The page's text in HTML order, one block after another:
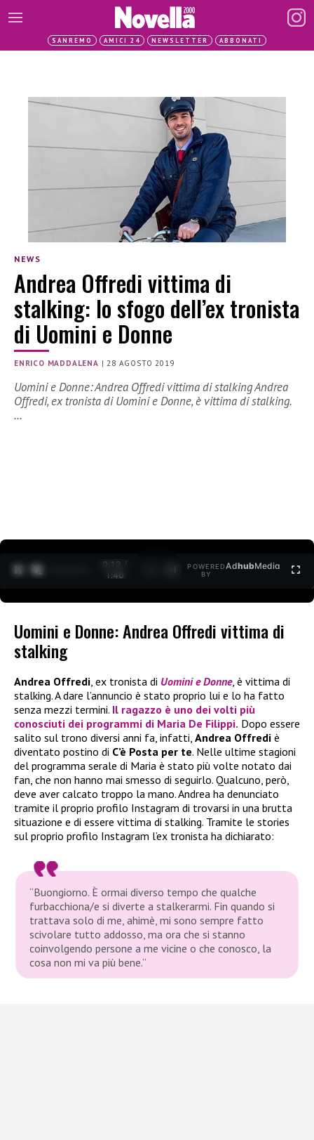
SANREMO AMICI 24 NEWSLETTER ABBONATI
NEWS
Andrea Offredi vittima di
stalking: lo sfogo dell’ex tronista
di Uomini e Donne
ENRICO MADDALENA |28 AGOSTO 2019
Uomini e Donne: Andrea Offredi vittima di stalking Andrea
Offredi, ex tronista di Uomini e Donne, è vittima di stalking.
…
0:12 /
1:40
POWERED
BY
AdhubMedia
Uomini e Donne: Andrea Offredi vittima di
stalking
Andrea Offredi, ex tronista di Uomini e Donne, è vittima di
stalking. A dare l’annuncio è stato proprio lui e lo ha fatto
senza mezzi termini. Il ragazzo è uno dei volti più
conosciuti dei programmi di Maria De Filippi. Dopo essere
salito sul trono diversi anni fa, infatti, Andrea Offredi è
diventato postino di C’è Posta per te. Nelle ultime stagioni
del programma serale di Maria è stato più volte notato dai
fan, che non hanno mai smesso di seguirlo. Qualcuno, però,
deve aver calcato troppo la mano. Andrea ha denunciato
tramite il proprio profilo Instagram di trovarsi in una brutta
situazione e di essere vittima di stalking. Tramite le stories
sul proprio profilo Instagram l’ex tronista ha dichiarato:
“Buongiorno. È ormai diverso tempo che qualche
furbacchiona/e si diverte a stalkerarmi. Fin quando si
trattava solo di me, ahimè, mi sono sempre fatto
scivolare tutto addosso, ma ora che si stanno
coinvolgendo persone a me vicine o che conosco, la
cosa non mi va più bene.”